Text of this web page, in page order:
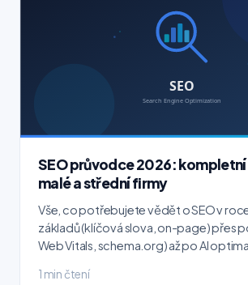
SEO průvodce 2026:
malé a střední firmy
Vše, co potřebujete vědět o SEO v
základů (klíčová slova, on-page) přes
Web Vitals, schema.org) až po AI
1 min čtení